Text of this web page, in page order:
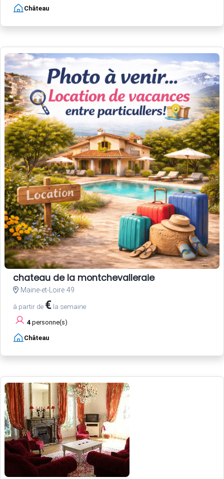
Château
chateau de la montchevalleraie
Maine-et-Loire 49
à partir de € la semaine
4 personne(s)
Château